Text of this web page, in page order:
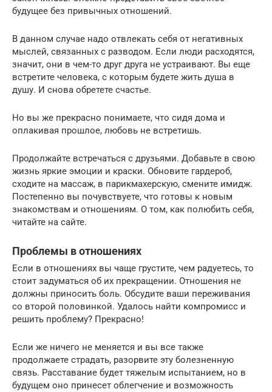
будущее без привычных отношений.
В данном случае надо отвлекать себя от негативных
мыслей, связанных с разводом. Если люди расходятся,
значит, они в чем-то друг друга не устраивают. Вы еще
встретите человека, с которым будете жить душа в
душу. И снова обретете счастье.
Но вы же прекрасно понимаете, что сидя дома и
оплакивая прошлое, любовь не встретишь.
Продолжайте встречаться с друзьями. Добавьте в свою
жизнь яркие эмоции и краски. Обновите гардероб,
сходите на массаж, в парикмахерскую, смените имидж.
Постепенно вы почувствуете, что готовы к новым
знакомствам и отношениям. О том, как полюбить себя,
читайте на сайте.
Проблемы в отношениях
Если в отношениях вы чаще грустите, чем радуетесь, то
стоит задуматься об их прекращении. Отношения не
должны приносить боль. Обсудите ваши переживания
со второй половинкой. Удалось найти компромисс и
решить проблему? Прекрасно!
Если же ничего не меняется и вы все также
продолжаете страдать, разорвите эту болезненную
связь. Расставание будет тяжелым испытанием, но в
будущем оно принесет облегчение и возможность